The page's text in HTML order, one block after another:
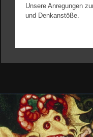
Unsere Anregungen
und Denkanstöße.